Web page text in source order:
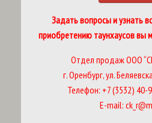
Задать вопросы и узнать
приобретению таунхаусов вы
Отдел продаж ООО
г. Оренбург, ул.
Телефон: +7 (3532) 40-
E-mail: